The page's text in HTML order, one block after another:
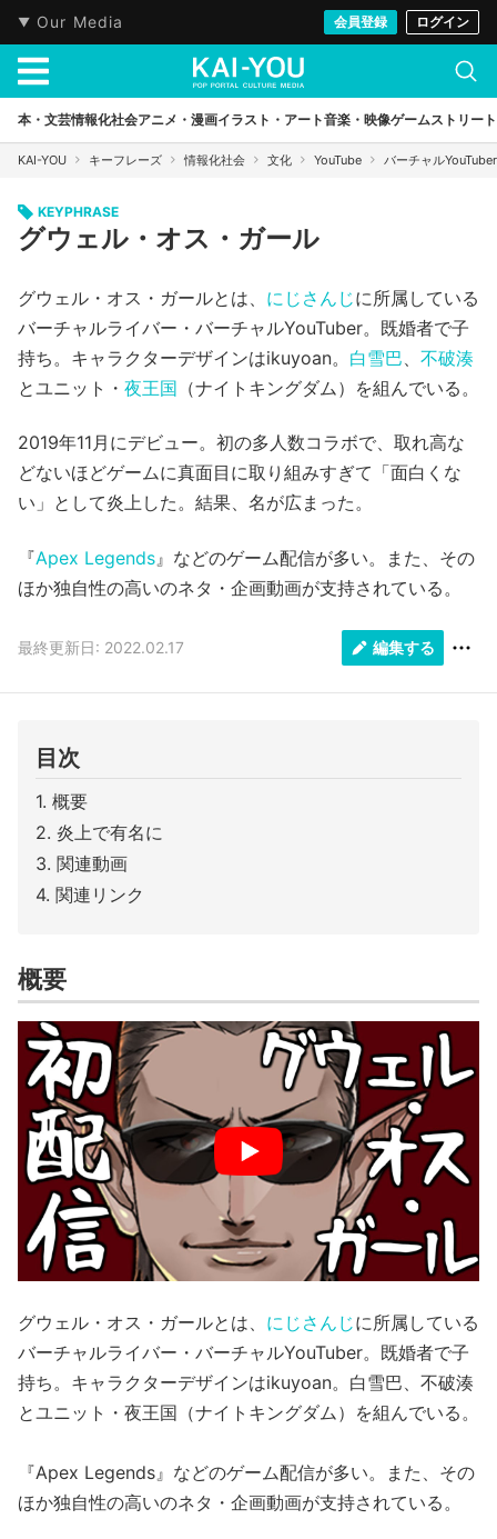
Our Media 会員登録 ログイン
本・文芸情報化社会アニメ・漫画イラスト・アート音楽・映像ゲームストリート
KAI-YOU キーフレーズ 情報化社会 文化 YouTube バーチャルYouTuber
KEYPHRASE
グウェル・オス・ガール
グウェル・オス・ガールとは、 にじさんじに所属している
バーチャルライバー・バーチャルYouTuber。既婚者で子
持ち。キャラクターデザインはikuyoan。 白雪巴、 不破湊
とユニット・ 夜王国 （ナイトキングダム）を組んでいる。
2019年11月にデビュー。初の多人数コラボで、取れ高な
どないほどゲームに真面目に取り組みすぎて「面白くな
い」として炎上した。結果、名が広まった。
『Apex Legends 』などのゲーム配信が多い。また、その
ほか独自性の高いのネタ・企画動画が支持されている。
最終更新日: 2022.02.17 編集する
目次
概要
炎上で有名に
関連動画
関連リンク
概要
グウェル・オス・ガールとは、 にじさんじに所属している
バーチャルライバー・バーチャルYouTuber。既婚者で子
持ち。キャラクターデザインはikuyoan。白雪巴、不破湊
とユニット・夜王国（ナイトキングダム）を組んでいる。
『Apex Legends』などのゲーム配信が多い。また、その
ほか独自性の高いのネタ・企画動画が支持されている。